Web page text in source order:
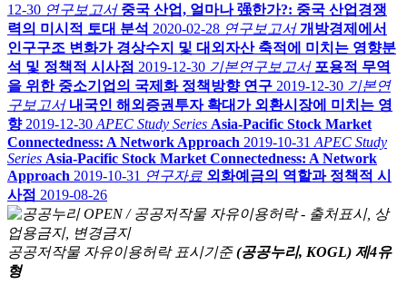
12-30 연구보고서 중국 산업, 얼마나 强한가?: 중국 산업경쟁
력의 미시적 토대 분석 2020-02-28 연구보고서 개방경제에서
인구구조 변화가 경상수지 및 대외자산 축적에 미치는 영향분
석 및 정책적 시사점 2019-12-30 기본연구보고서 포용적 무역
을 위한 중소기업의 국제화 정책방향 연구 2019-12-30 기본연
구보고서 내국인 해외증권투자 확대가 외환시장에 미치는 영
향 2019-12-30 APEC Study Series Asia-Pacific Stock Market
Connectedness: A Network Approach 2019-10-31 APEC Study
Series Asia-Pacific Stock Market Connectedness: A Network
Approach 2019-10-31 연구자료 외화예금의 역할과 정책적 시
사점 2019-08-26
공공저작물 자유이용허락 표시기준 (공공누리, KOGL) 제4유
형